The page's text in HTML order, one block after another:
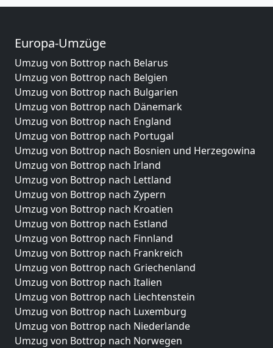
Europa-Umzüge
Umzug von Bottrop nach Belarus
Umzug von Bottrop nach Belgien
Umzug von Bottrop nach Bulgarien
Umzug von Bottrop nach Dänemark
Umzug von Bottrop nach England
Umzug von Bottrop nach Portugal
Umzug von Bottrop nach Bosnien und Herzegowina
Umzug von Bottrop nach Irland
Umzug von Bottrop nach Lettland
Umzug von Bottrop nach Zypern
Umzug von Bottrop nach Kroatien
Umzug von Bottrop nach Estland
Umzug von Bottrop nach Finnland
Umzug von Bottrop nach Frankreich
Umzug von Bottrop nach Griechenland
Umzug von Bottrop nach Italien
Umzug von Bottrop nach Liechtenstein
Umzug von Bottrop nach Luxemburg
Umzug von Bottrop nach Niederlande
Umzug von Bottrop nach Norwegen